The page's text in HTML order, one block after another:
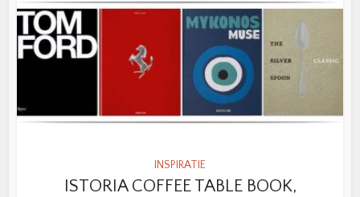
INSPIRATIE
ISTORIA COFFEE TABLE BOOK,